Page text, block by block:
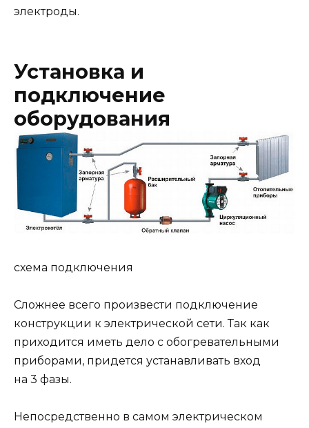
электроды.
Установка и
подключение
оборудования
схема подключения
Сложнее всего произвести подключение
конструкции к электрической сети. Так как
приходится иметь дело с обогревательными
приборами, придется устанавливать вход
на 3 фазы.
Непосредственно в самом электрическом